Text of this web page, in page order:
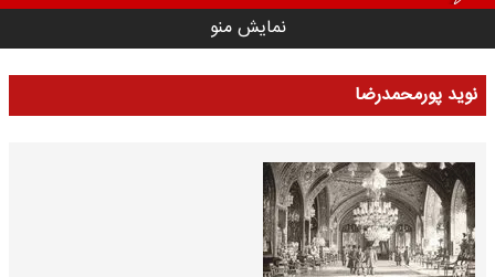
نمایش منو
نوید پورمحمدرضا